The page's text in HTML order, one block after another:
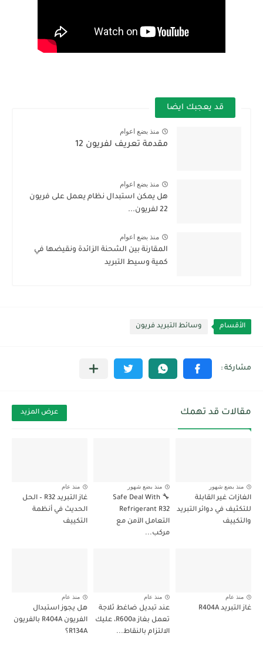
قد يعجبك ايضا
منذ بضع اعوام
مقدمة تعريف لفريون 12
منذ بضع اعوام
هل يمكن استبدال نظام يعمل على فريون
22 لفريون...
منذ بضع اعوام
المقارنة بين الشحنة الزائدة ونقيضها في
كمية وسيط التبريد
الأقسام وسائط التبريد فريون
مقالات قد تهمك عرض المزيد
منذ بضع شهور
الغازات غير القابلة
للتكثيف في دوائر التبريد
والتكييف
منذ بضع شهور
🔧 Safe Deal With
Refrigerant R32
التعامل الآمن مع
مركب...
منذ عام
غاز التبريد R32 – الحل
الحديث في أنظمة
التكييف
منذ عام
غاز التبريد R404A
منذ عام
عند تبديل ضاغط ثلاجة
تعمل بغاز R600a، عليك
الالتزام بالنقاط...
منذ عام
هل يجوز استبدال
الفريون R404A بالفريون
R134A؟